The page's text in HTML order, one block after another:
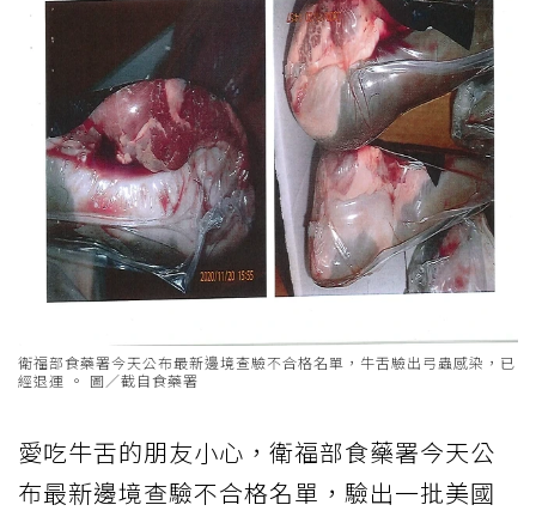
衛福部食藥署今天公布最新邊境查驗不合格名單，牛舌驗出弓蟲感染，已
經退運 。 圖／截自食藥署
愛吃牛舌的朋友小心，衛福部食藥署今天公
布最新邊境查驗不合格名單，驗出一批美國